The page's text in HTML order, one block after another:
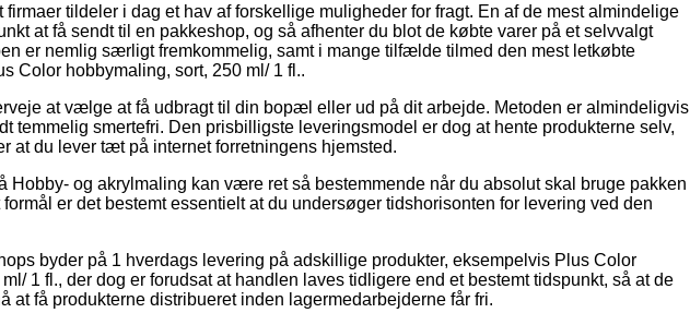
firmaer tildeler i dag et hav af forskellige muligheder for fragt. En af de mest almindelige
at få sendt til en pakkeshop, og så afhenter du blot de købte varer på et selvvalgt
er nemlig særligt fremkommelig, samt i mange tilfælde tilmed den mest letkøbte
Color hobbymaling, sort, 250 ml/ 1 fl..
at vælge at få udbragt til din bopæl eller ud på dit arbejde. Metoden er almindeligvis
temmelig smertefri. Den prisbilligste leveringsmodel er dog at hente produkterne selv,
at du lever tæt på internet forretningens hjemsted.
Hobby- og akrylmaling kan være ret så bestemmende når du absolut skal bruge pakken
er det bestemt essentielt at du undersøger tidshorisonten for levering ved den
byder på 1 hverdags levering på adskillige produkter, eksempelvis Plus Color
1 fl., der dog er forudsat at handlen laves tidligere end et bestemt tidspunkt, så at de
at få produkterne distribueret inden lagermedarbejderne får fri.